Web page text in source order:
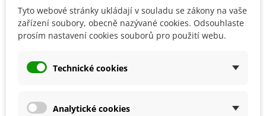
Detaily produktu
SOUVISEJÍCÍ PRODUKTY
Tyto webové stránky ukládají v souladu se zákony na vaše
zařízení soubory, obecně nazývané cookies. Odsouhlaste
prosím nastavení cookies souborů pro použití webu.
Technické cookies
Analytické cookies